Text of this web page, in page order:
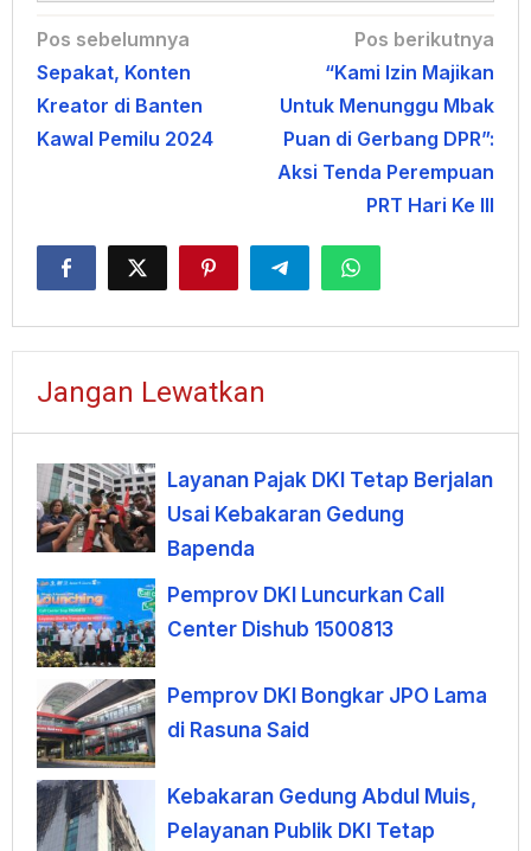
Navigasi
pos
Pos sebelumnya
Sepakat, Konten
Kreator di Banten
Kawal Pemilu 2024
Pos berikutnya
“Kami Izin Majikan
Untuk Menunggu Mbak
Puan di Gerbang DPR”:
Aksi Tenda Perempuan
PRT Hari Ke III
Jangan Lewatkan
Layanan Pajak DKI Tetap Berjalan
Usai Kebakaran Gedung
Bapenda
Pemprov DKI Luncurkan Call
Center Dishub 1500813
Pemprov DKI Bongkar JPO Lama
di Rasuna Said
Kebakaran Gedung Abdul Muis,
Pelayanan Publik DKI Tetap